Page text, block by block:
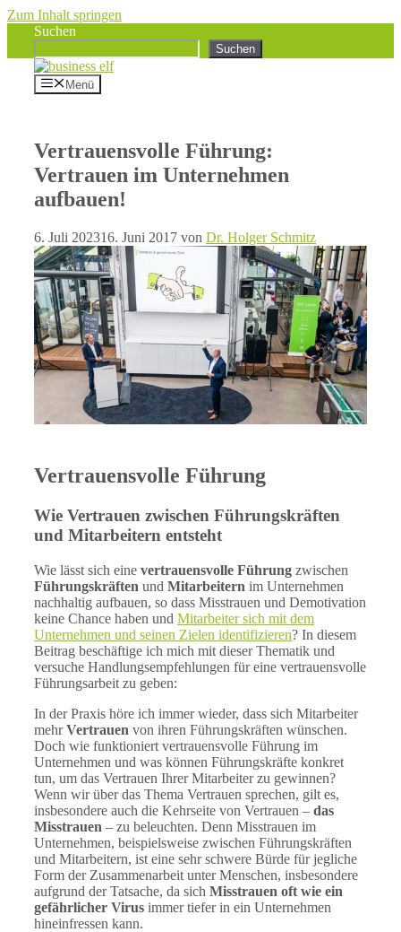
Zum Inhalt springen
Suchen
Suchen
Menü
Vertrauensvolle Führung:
Vertrauen im Unternehmen
aufbauen!
6. Juli 202316. Juni 2017 von Dr. Holger Schmitz
Vertrauensvolle Führung
Wie Vertrauen zwischen Führungskräften
und Mitarbeitern entsteht
Wie lässt sich eine vertrauensvolle Führung zwischen
Führungskräften und Mitarbeitern im Unternehmen
nachhaltig aufbauen, so dass Misstrauen und Demotivation
keine Chance haben und Mitarbeiter sich mit dem
Unternehmen und seinen Zielen identifizieren? In diesem
Beitrag beschäftige ich mich mit dieser Thematik und
versuche Handlungsempfehlungen für eine vertrauensvolle
Führungsarbeit zu geben:
In der Praxis höre ich immer wieder, dass sich Mitarbeiter
mehrVertrauen von ihren Führungskräften wünschen.
Doch wie funktioniert vertrauensvolle Führung im
Unternehmen und was können Führungskräfte konkret
tun, um das Vertrauen Ihrer Mitarbeiter zu gewinnen?
Wenn wir über das Thema Vertrauen sprechen, gilt es,
insbesondere auch die Kehrseite von Vertrauen – das
Misstrauen – zu beleuchten. Denn Misstrauen im
Unternehmen, beispielsweise zwischen Führungskräften
und Mitarbeitern, ist eine sehr schwere Bürde für jegliche
Form der Zusammenarbeit unter Menschen, insbesondere
aufgrund der Tatsache, da sich Misstrauen oft wie ein
gefährlicher Virus immer tiefer in ein Unternehmen
hineinfressen kann.